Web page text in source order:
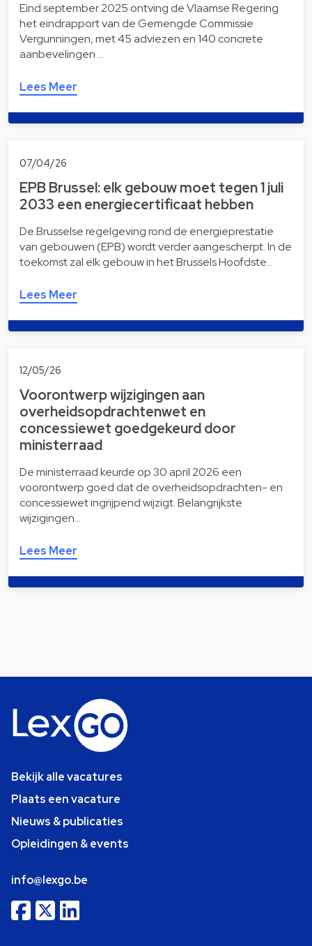
Eind september 2025 ontving de Vlaamse Regering
het eindrapport van de Gemengde Commissie
Vergunningen, met 45 adviezen en 140 concrete
aanbevelingen …
Lees Meer
07/04/26
EPB Brussel: elk gebouw moet tegen 1 juli
2033 een energiecertificaat hebben
De Brusselse regelgeving rond de energieprestatie
van gebouwen (EPB) wordt verder aangescherpt. In de
toekomst zal elk gebouw in het Brussels Hoofdste…
Lees Meer
12/05/26
Voorontwerp wijzigingen aan
overheidsopdrachtenwet en
concessiewet goedgekeurd door
ministerraad
De ministerraad keurde op 30 april 2026 een
voorontwerp goed dat de overheidsopdrachten- en
concessiewet ingrijpend wijzigt. Belangrijkste
wijzigingen…
Lees Meer
Bekijk alle vacatures
Plaats een vacature
Nieuws & publicaties
Opleidingen & events
info@lexgo.be